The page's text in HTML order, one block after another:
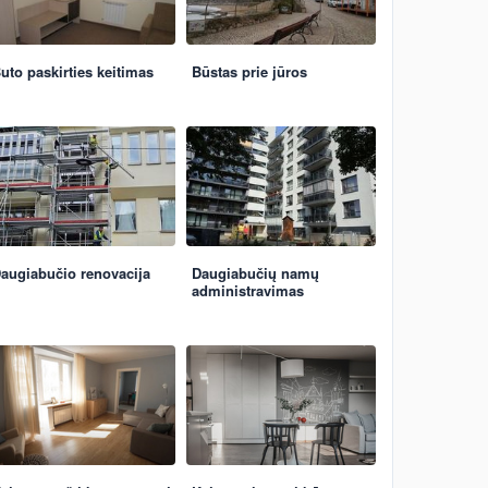
paskirties keitimas Būstas prie jūros
renovacija
Daugiabučių namų
administravimas